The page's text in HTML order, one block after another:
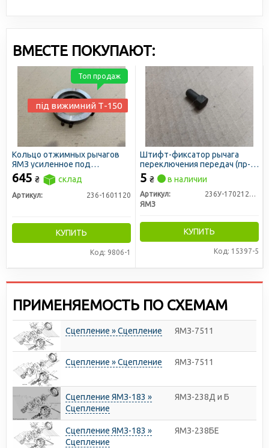
ВМЕСТЕ ПОКУПАЮТ:
Кольцо отжимных рычагов
ЯМЗ усиленное под
выжимной Т-150 (кольцо
упорное)
645 ₴ склад
Артикул: 236-1601120
КУПИТЬ
Код: 9806-1
Топ продаж
під вижимний Т-150
Штифт-фиксатор рычага
переключения передач (пр-
во ЯМЗ)
5 ₴ в наличии
Артикул:
236У-1702128-А
ЯМЗ
КУПИТЬ
Код: 15397-5
ПРИМЕНЯЕМОСТЬ ПО СХЕМАМ
Сцепление » Сцепление ЯМЗ-7511
Сцепление » Сцепление ЯМЗ-7511
Сцепление ЯМЗ-183 »
Сцепление
ЯМЗ-238Д и Б
Сцепление ЯМЗ-183 »
Сцепление
ЯМЗ-238БЕ